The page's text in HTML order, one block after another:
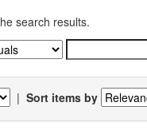
search results.
| Sort items by